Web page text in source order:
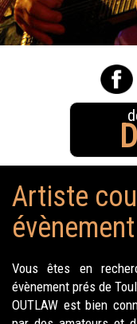
Artiste
Vous êtes en
évènement prés de
OUTLAW est bien